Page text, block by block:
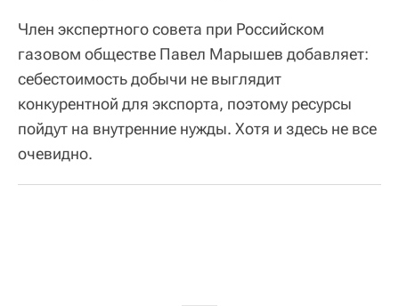
Член экспертного совета при Российском
газовом обществе Павел Марышев добавляет:
себестоимость добычи не выглядит
конкурентной для экспорта, поэтому ресурсы
пойдут на внутренние нужды. Хотя и здесь не все
очевидно.